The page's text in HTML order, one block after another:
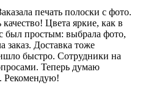
печать полоски с фото.
Цвета яркие, как в
был простым: выбрала фото,
заказ. Доставка тоже
быстро. Сотрудники на
Теперь думаю
Рекомендую!